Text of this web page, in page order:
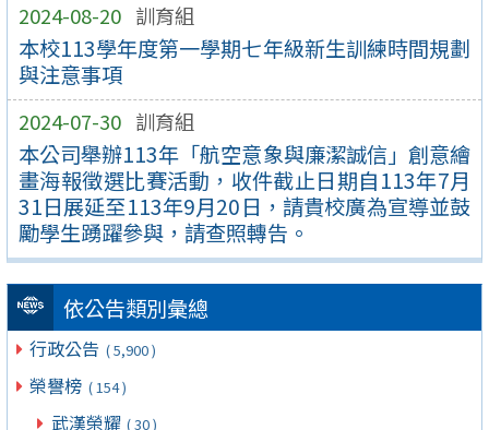
2024-08-20 訓育組
本校113學年度第一學期七年級新生訓練時間規劃
與注意事項
2024-07-30 訓育組
本公司舉辦113年「航空意象與廉潔誠信」創意繪
畫海報徵選比賽活動，收件截止日期自113年7月
31日展延至113年9月20日，請貴校廣為宣導並鼓
勵學生踴躍參與，請查照轉告。
依公告類別彙總
行政公告 ( 5,900 )
榮譽榜 ( 154 )
武漢榮耀 ( 30 )